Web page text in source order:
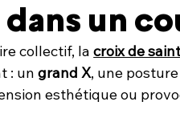
un
collectif, la croix de
: un grand X, une
esthétique ou